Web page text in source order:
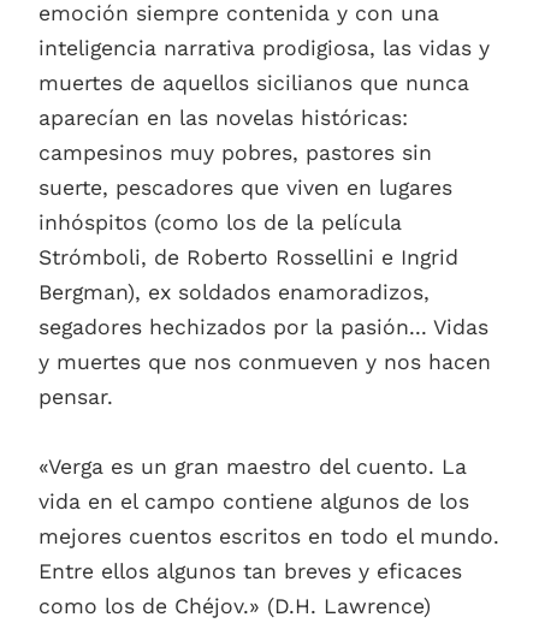
emoción siempre contenida y con una
inteligencia narrativa prodigiosa, las vidas y
muertes de aquellos sicilianos que nunca
aparecían en las novelas históricas:
campesinos muy pobres, pastores sin
suerte, pescadores que viven en lugares
inhóspitos (como los de la película
Strómboli, de Roberto Rossellini e Ingrid
Bergman), ex soldados enamoradizos,
segadores hechizados por la pasión... Vidas
y muertes que nos conmueven y nos hacen
pensar.
«Verga es un gran maestro del cuento. La
vida en el campo contiene algunos de los
mejores cuentos escritos en todo el mundo.
Entre ellos algunos tan breves y eficaces
como los de Chéjov.» (D.H. Lawrence)